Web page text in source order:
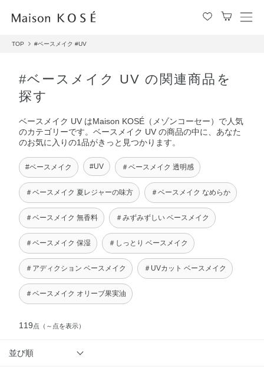
メ
TOP #ベースメイク #UV
#ベースメイク UV の関連商品を
探す
ベースメイク UV はMaison KOSÉ（メゾンコーセー）で人気
のカテゴリーです。ベースメイク UV の商品の中に、あなた
のお気に入りの1品がきっと見つかります。
#ベースメイク #UV ＃ベースメイク 透明感
＃ベースメイク 夏レジャーの味方 ＃ベースメイク なめらか
＃ベースメイク 無香料 ＃みずみずしい ベースメイク
＃ベースメイク 保湿 ＃しっとり ベースメイク
＃アディクション ベースメイク ＃UVカット ベースメイク
＃ベースメイク オリーブ果実油
119点 （～点を表示）
並び順